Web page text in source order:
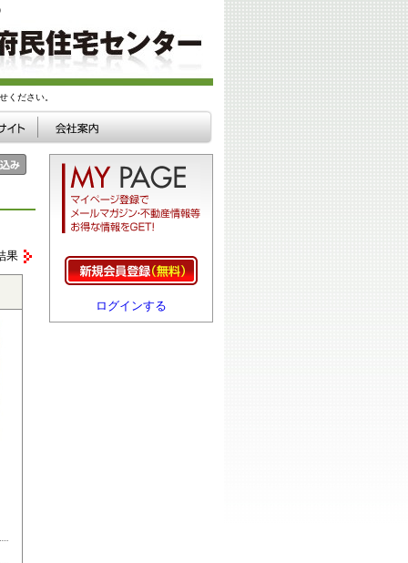
ください。
ログインする
果